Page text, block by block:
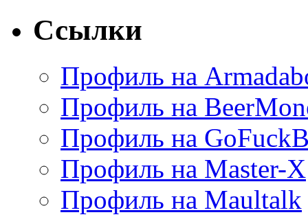
Ссылки
Профиль на
Профиль на
Профиль на
Профиль на Master-X
Профиль на Maultalk